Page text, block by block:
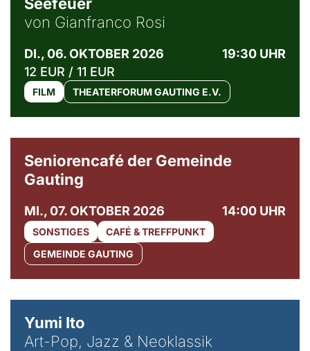
von Gianfranco Rosi
DI., 06. OKTOBER 2026
19:30 UHR
12 EUR / 11 EUR
FILM THEATERFORUM GAUTING E.V.
Seniorencafé der Gemeinde
Gauting
MI., 07. OKTOBER 2026 14:00 UHR
SONSTIGES
CAFÉ & TREFFPUNKT
GEMEINDE GAUTING
Yumi Ito
Art-Pop, Jazz & Neoklassik